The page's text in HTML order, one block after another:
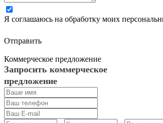
Я соглашаюсь на обработку моих
Отправить
Коммерческое предложение
Запросить коммерческое
предложение